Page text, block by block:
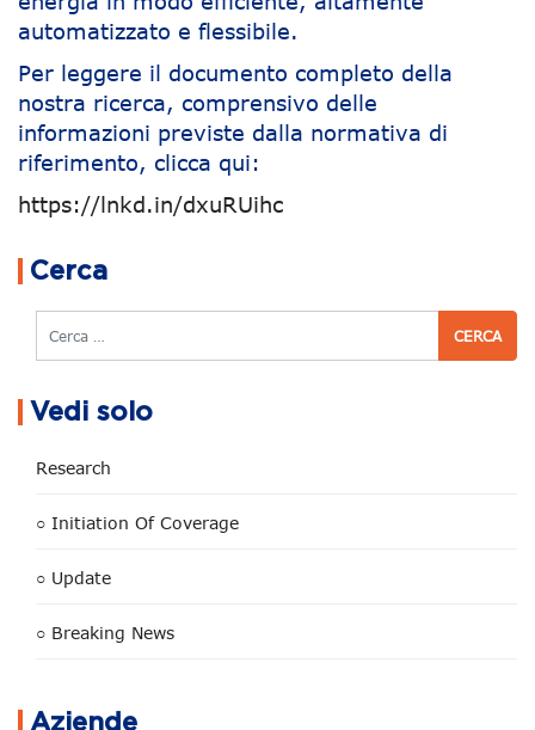
automatizzato e flessibile.
Per leggere il documento completo della
nostra ricerca, comprensivo delle
informazioni previste dalla normativa di
riferimento, clicca qui:
https://lnkd.in/dxuRUihc
Cerca
Cerca
Vedi solo
Research
○ Initiation Of Coverage
○ Update
○ Breaking News
Aziende